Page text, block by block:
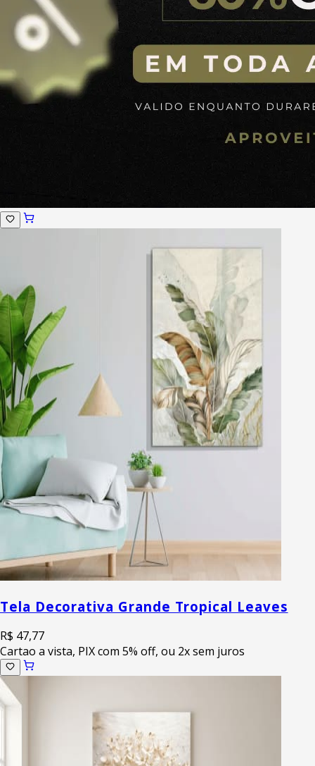
Tela Decorativa Grande Tropical Leaves
R$ 47,77
Cartao a vista, PIX com 5% off, ou 2x sem juros